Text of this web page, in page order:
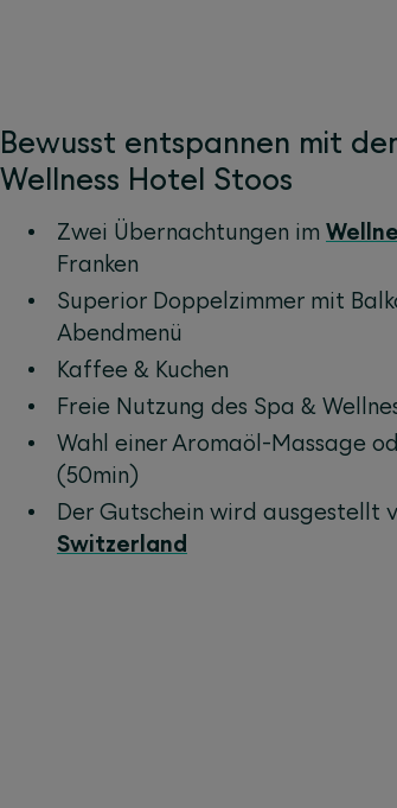
Bewusst entspannen mit
Wellness Hotel Stoos
Zwei Übernachtungen im
Franken
Superior Doppelzimmer mit
Abendmenü
Kaffee & Kuchen
Freie Nutzung des Spa &
Wahl einer Aromaöl-Massage
(50min)
Der Gutschein wird ausgestellt
Switzerland